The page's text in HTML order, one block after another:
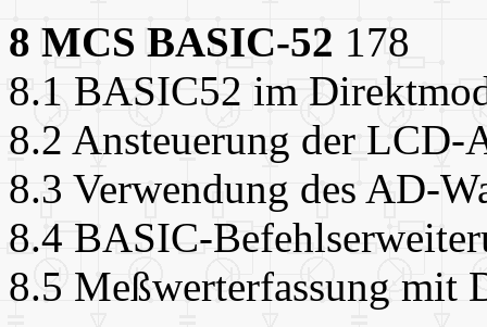
8 MCS BASIC-52 178
8.1 BASIC52 im
8.2 Ansteuerung der LCD-
8.3 Verwendung des AD-
8.4 BASIC-
8.5 Meßwerterfassung mit